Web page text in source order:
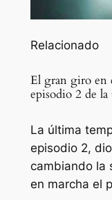
Relacionado
El gran giro en
episodio 2 de
La última
episodio 2,
cambiando la
en marcha el